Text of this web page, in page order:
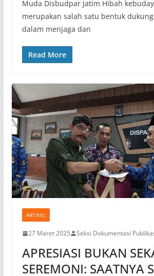
Muda Disbudpar Jatim Hibah
merupakan salah satu bentuk
dalam menjaga dan
Read More
ARTIKEL
27 Maret 2025 Seksi Dokumentasi
APRESIASI BUKAN
SEREMONI: SAATNYA